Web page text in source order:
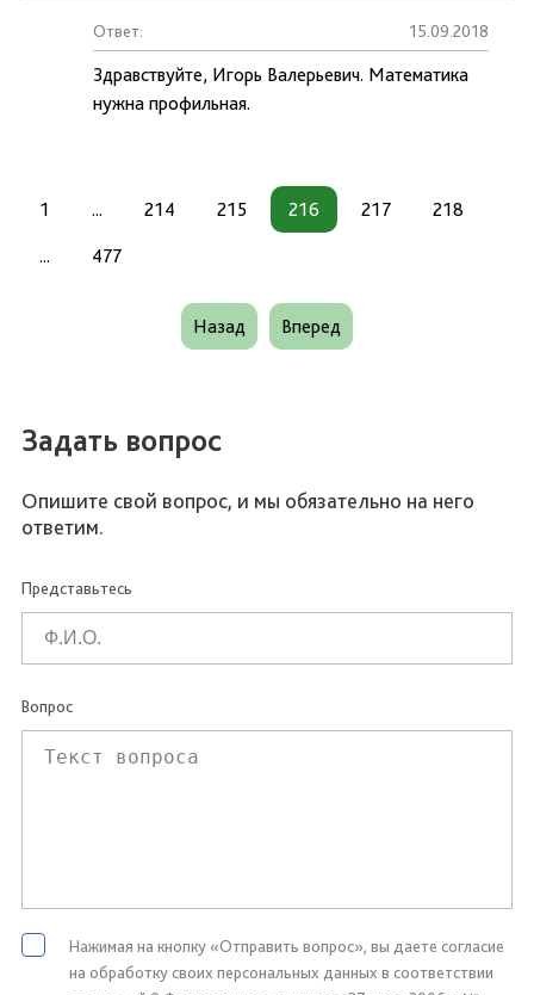
Ответ: 15.09.2018
Здравствуйте, Игорь Валерьевич. Математика
нужна профильная.
1 ... 214 215 216 217 218
... 477
Назад Вперед
Задать вопрос
Опишите свой вопрос, и мы обязательно на него
ответим.
Представьтесь
Вопрос
Нажимая на кнопку «Отправить вопрос», вы даете согласие
на обработку своих персональных данных в соответствии